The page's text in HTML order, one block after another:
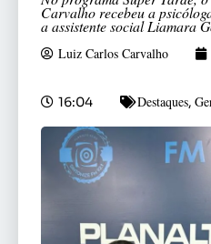
Carvalho recebeu a
a assistente social Liamara
Luiz Carlos Carvalho
16:04 Destaques,